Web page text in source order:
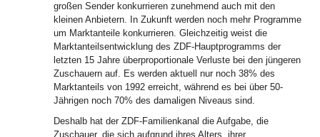
großen Sender konkurrieren zunehmend auch mit den
kleinen Anbietern. In Zukunft werden noch mehr Programme
um Marktanteile konkurrieren. Gleichzeitig weist die
Marktanteilsentwicklung des ZDF-Hauptprogramms der
letzten 15 Jahre überproportionale Verluste bei den jüngeren
Zuschauern auf. Es werden aktuell nur noch 38% des
Marktanteils von 1992 erreicht, während es bei über 50-
Jährigen noch 70% des damaligen Niveaus sind.
Deshalb hat der ZDF-Familienkanal die Aufgabe, die
Zuschauer, die sich aufgrund ihres Alters, ihrer